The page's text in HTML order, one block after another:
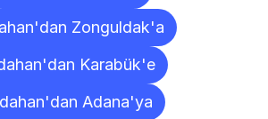
Zonguldak'a
Karabük'e
Adana'ya